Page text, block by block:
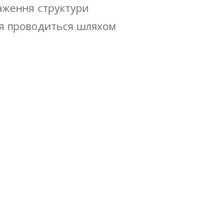
структури
проводиться шляхом